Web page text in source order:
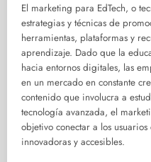
El marketing para EdTech, o
estrategias y técnicas de
herramientas, plataformas y
aprendizaje. Dado que la
hacia entornos digitales, las
en un mercado en constante
contenido que involucra a
tecnología avanzada, el
objetivo conectar a los
innovadoras y accesibles.